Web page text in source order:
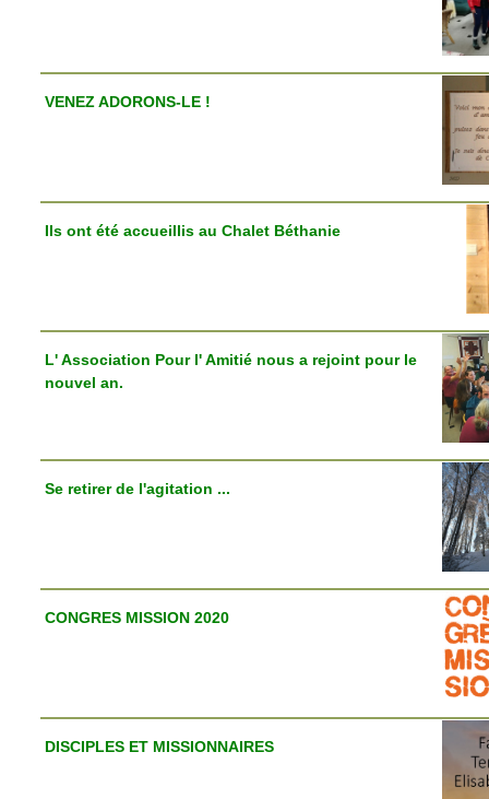
VENEZ ADORONS-LE !
Ils ont été accueillis au Chalet Béthanie
L' Association Pour l' Amitié nous a rejoint pour le
nouvel an.
Se retirer de l'agitation ...
CONGRES MISSION 2020
DISCIPLES ET MISSIONNAIRES